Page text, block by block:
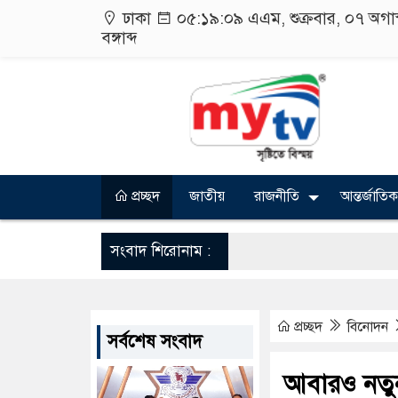
ঢাকা ০৫:১৯:০৯ এএম, শুক্রবার, ০৭
বঙ্গাব্দ
প্রচ্ছদ জাতীয় রাজনীতি আন্তর্জাতিক
সংবাদ শিরোনাম :
প্রচ্ছদ বিনোদন
আবারও
সর্বশেষ সংবাদ